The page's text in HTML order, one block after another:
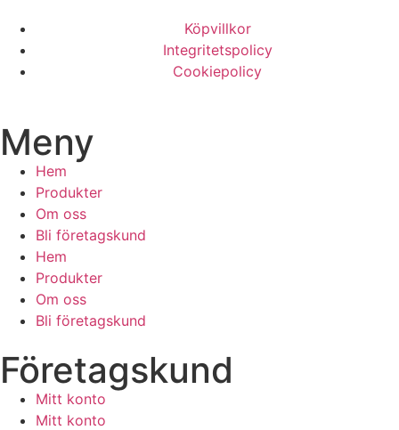
Köpvillkor
Integritetspolicy
Cookiepolicy
Meny
Hem
Produkter
Om oss
Bli företagskund
Hem
Produkter
Om oss
Bli företagskund
Företagskund
Mitt konto
Mitt konto